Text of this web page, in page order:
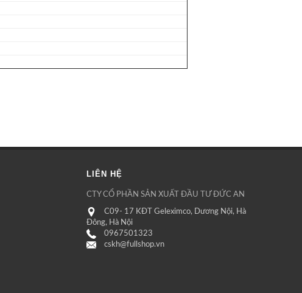
LIÊN HỆ
CTY CỔ PHẦN SẢN XUẤT ĐẦU TƯ ĐỨC AN
C09- 17 KĐT Geleximco, Dương Nội, Hà
Đông, Hà Nội
0967501323
cskh@fullshop.vn